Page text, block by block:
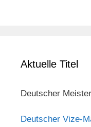
Aktuelle Titel
Deutscher
Deutscher Vize-